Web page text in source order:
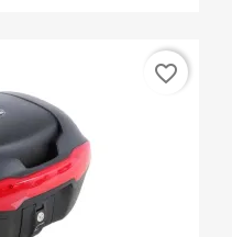
favorite_border